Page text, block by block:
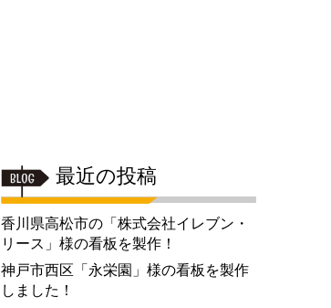
最近の投稿
香川県高松市の「株式会社イレブン・
リース」様の看板を製作！
神戸市西区「永栄園」様の看板を製作
しました！